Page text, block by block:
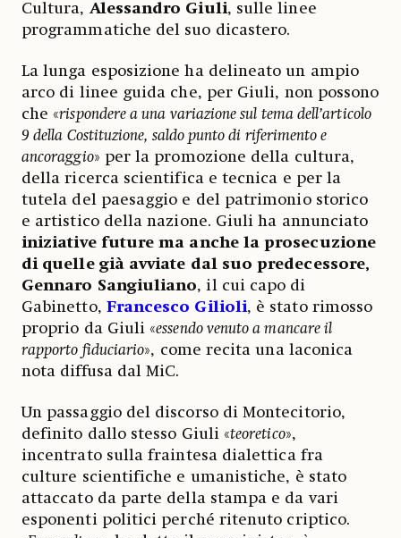
Cultura, Alessandro Giuli, sulle linee
programmatiche del suo dicastero.
La lunga esposizione ha delineato un ampio
arco di linee guida che, per Giuli, non possono
che «rispondere a una variazione sul tema dell’articolo
9 della Costituzione, saldo punto di riferimento e
ancoraggio» per la promozione della cultura,
della ricerca scientifica e tecnica e per la
tutela del paesaggio e del patrimonio storico
e artistico della nazione. Giuli ha annunciato
iniziative future ma anche la prosecuzione
di quelle già avviate dal suo predecessore,
Gennaro Sangiuliano, il cui capo di
Gabinetto, Francesco Gilioli, è stato rimosso
proprio da Giuli «essendo venuto a mancare il
rapporto fiduciario», come recita una laconica
nota diffusa dal MiC.
Un passaggio del discorso di Montecitorio,
definito dallo stesso Giuli «teoretico»,
incentrato sulla fraintesa dialettica fra
culture scientifiche e umanistiche, è stato
attaccato da parte della stampa e da vari
esponenti politici perché ritenuto criptico.